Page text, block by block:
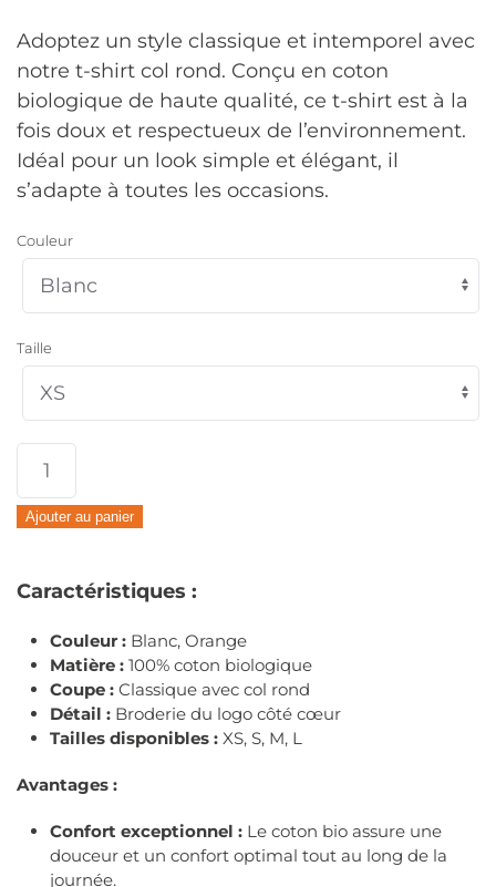
Adoptez un style classique et intemporel avec
notre t-shirt col rond. Conçu en coton
biologique de haute qualité, ce t-shirt est à la
fois doux et respectueux de l’environnement.
Idéal pour un look simple et élégant, il
s’adapte à toutes les occasions.
Couleur
Taille
quantité
de
T-
en
coton
bio
Ajouter au panier
Caractéristiques :
Couleur : Blanc, Orange
Matière : 100% coton biologique
Coupe : Classique avec col rond
Détail : Broderie du logo côté cœur
Tailles disponibles : XS, S, M, L
Avantages :
Confort exceptionnel : Le coton bio assure une
douceur et un confort optimal tout au long de la
journée.